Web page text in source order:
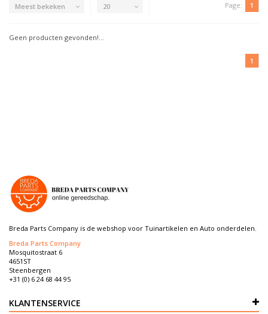
Meest bekeken 20 Page: 1
Geen producten gevonden!...
1
Breda Parts Company is de webshop voor Tuinartikelen en Auto onderdelen.
Breda Parts Company
Mosquitostraat 6
4651ST
Steenbergen
+31 (0) 6 24 68 44 95
KLANTENSERVICE